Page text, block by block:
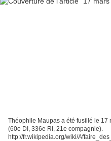
Théophile Maupas a été fusillé le 17
(60e DI, 336e RI, 21e compagnie).
http://fr.wikipedia.org/wiki/